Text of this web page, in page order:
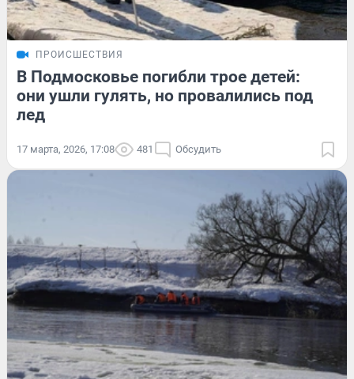
ПРОИСШЕСТВИЯ
В Подмосковье погибли трое детей:
они ушли гулять, но провалились под
лед
17 марта, 2026, 17:08 481 Обсудить